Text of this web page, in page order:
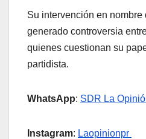
Su intervención en nombre
generado controversia
quienes cuestionan su
partidista.
WhatsApp: SDR La
Instagram: Laopinionpr